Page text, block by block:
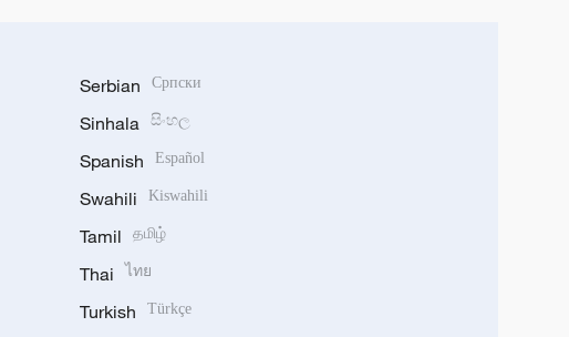
Serbian Српски
Sinhala සිංහල
Spanish Español
Swahili Kiswahili
Tamil தமிழ்
Thai ไทย
Turkish Türkçe